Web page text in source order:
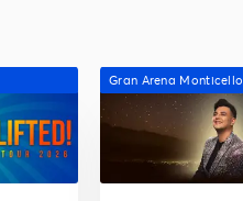
Gran Arena Monticello